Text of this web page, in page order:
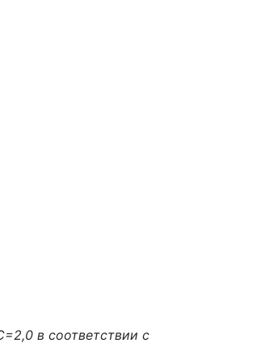
в соответствии с